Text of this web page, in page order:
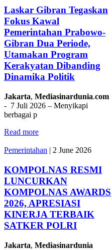
Laskar Gibran Tegaskan
Fokus Kawal
Pemerintahan Prabowo-
Gibran Dua Periode,
Utamakan Program
Kerakyatan Dibanding
Dinamika Politik
Jakarta, Mediasinardunia.com
- 7 Juli 2026 – Menyikapi
berbagai p
Read more
Pemerintahan | 2 June 2026
KOMPOLNAS RESMI
LUNCURKAN
KOMPOLNAS AWARDS
2026, APRESIASI
KINERJA TERBAIK
SATKER POLRI
Jakarta, Mediasinardunia